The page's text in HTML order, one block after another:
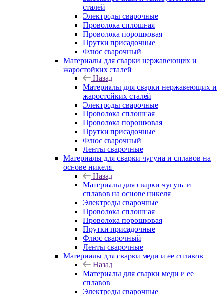
сталей
Электроды сварочные
Проволока сплошная
Проволока порошковая
Прутки присадочные
Флюс сварочный
Материалы для сварки нержавеющих и
жаростойких сталей
Назад
Материалы для сварки нержавеющих и
жаростойких сталей
Электроды сварочные
Проволока сплошная
Проволока порошковая
Прутки присадочные
Флюс сварочный
Ленты сварочные
Материалы для сварки чугуна и сплавов на
основе никеля
Назад
Материалы для сварки чугуна и
сплавов на основе никеля
Электроды сварочные
Проволока сплошная
Проволока порошковая
Прутки присадочные
Флюс сварочный
Ленты сварочные
Материалы для сварки меди и ее сплавов
Назад
Материалы для сварки меди и ее
сплавов
Электроды сварочные